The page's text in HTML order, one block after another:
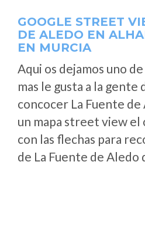
GOOGLE STREET
DE ALEDO EN
EN MURCIA
Aqui os dejamos uno
mas le gusta a la gente
concocer La Fuente
un mapa street view el
con las flechas para
de La Fuente de Aledo